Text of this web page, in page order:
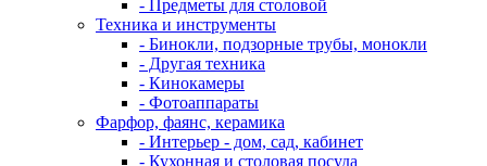
- Предметы для столовой
Техника и инструменты
- Бинокли, подзорные трубы, монокли
- Другая техника
- Кинокамеры
- Фотоаппараты
Фарфор, фаянс, керамика
- Интерьер - дом, сад, кабинет
- Кухонная и столовая посуда